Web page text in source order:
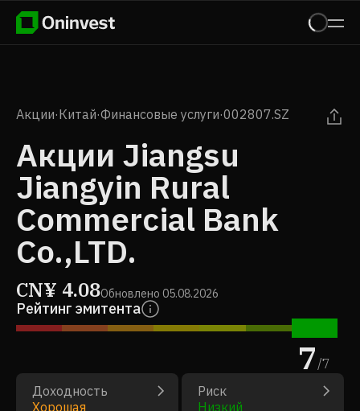
Акции·Китай·Финансовые услуги·002807.SZ
Акции Jiangsu
Jiangyin Rural
Commercial Bank
Co.,LTD.
CN¥ 4.08Обновлено 05.08.2026
Рейтинг эмитента
7/7
Доходность
Хорошая
Риск
Низкий